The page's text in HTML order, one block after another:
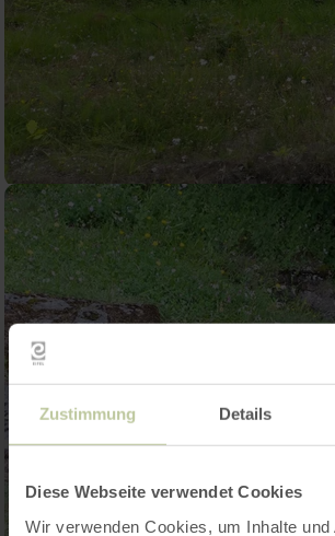
Zustimmung Details
Diese Webseite verwendet Cookies
Wir verwenden Cookies, um Inhalte und